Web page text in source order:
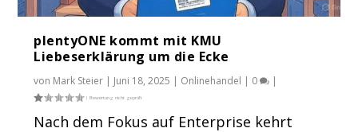
plentyONE kommt mit KMU
Liebeserklärung um die Ecke
von Mark Steier | Juni 18, 2025 | Onlinehandel | 0 |
Nach dem Fokus auf Enterprise kehrt